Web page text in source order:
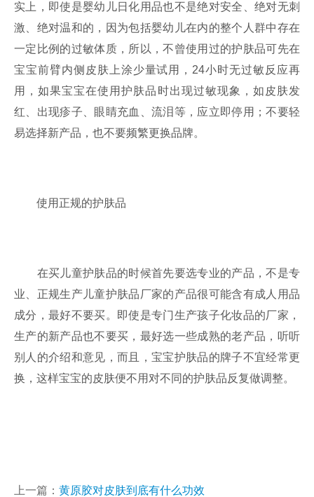
实上，即使是婴幼儿日化用品也不是绝对安全、绝对无刺
激、绝对温和的，因为包括婴幼儿在内的整个人群中存在
一定比例的过敏体质，所以，不曾使用过的护肤品可先在
宝宝前臂内侧皮肤上涂少量试用，24小时无过敏反应再
用，如果宝宝在使用护肤品时出现过敏现象，如皮肤发
红、出现疹子、眼睛充血、流泪等，应立即停用；不要轻
易选择新产品，也不要频繁更换品牌。
使用正规的护肤品
在买儿童护肤品的时候首先要选专业的产品，不是专
业、正规生产儿童护肤品厂家的产品很可能含有成人用品
成分，最好不要买。即使是专门生产孩子化妆品的厂家，
生产的新产品也不要买，最好选一些成熟的老产品，听听
别人的介绍和意见，而且，宝宝护肤品的牌子不宜经常更
换，这样宝宝的皮肤便不用对不同的护肤品反复做调整。
上一篇： 黄原胶对皮肤到底有什么功效